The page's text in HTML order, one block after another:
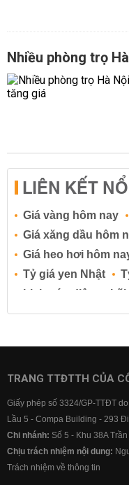
Nhiều phòng trọ
LIÊN KẾT
Giá vàng hôm nay
Giá xăng dầu hôm
Giá heo hơi hôm
Tỷ giá yen Nhật
Lịch cúp điện
Lãi
Lãi suất tiết kiệm
Lãi suất ngân hàng
Lãi suất ngân hàng
TRANG TTĐTTH CỦA
Giấy phép số 3324/GP-TTĐT
Lầu 5 - Compa Building - 293
Chi nhánh: Số 5 - Khu 38A
Chịu trách nhiệm nội dung:
Trách nhiệm về thông tin